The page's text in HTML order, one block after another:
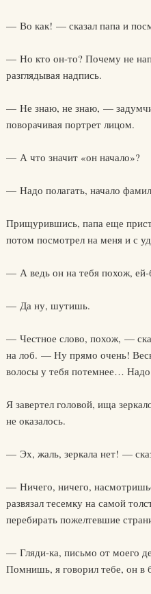
— Во как! — сказал папа и
— Но кто он-то? Почему не
разглядывая надпись.
— Не знаю, не знаю, —
поворачивая портрет лицом.
— А что значит «он начало»?
— Надо полагать, начало
Прищурившись, папа еще
потом посмотрел на меня и с
— А ведь он на тебя похож, ей-
— Да ну, шутишь.
— Честное слово, похож, —
на лоб. — Ну прямо очень!
волосы у тебя потемнее…
Я завертел головой, ища
не оказалось.
— Эх, жаль, зеркала нет! —
— Ничего, ничего,
развязал тесемку на самой
перебирать пожелтевшие
— Гляди-ка, письмо от моего
Помнишь, я говорил тебе, он в